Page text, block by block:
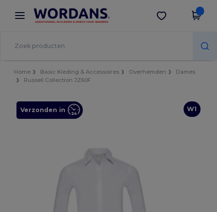
× Wordans-app
Betere prijzen in de app!
Download app
Home Basic Kleding & Accessoires Overhemden
Dames
Russell Collection JZ60F
W1
Verzonden in